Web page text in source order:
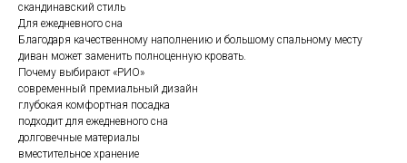
скандинавский стиль
Для ежедневного сна
Благодаря качественному наполнению и большому спальному месту
диван может заменить полноценную кровать.
Почему выбирают «РИО»
современный премиальный дизайн
глубокая комфортная посадка
подходит для ежедневного сна
долговечные материалы
вместительное хранение